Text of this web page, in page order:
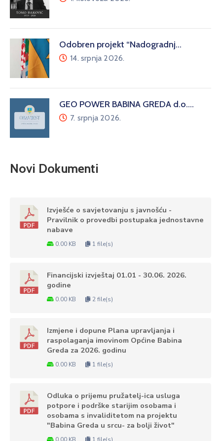
Odobren projekt “Nadogradnj…
14. srpnja 2026.
GEO POWER BABINA GREDA d.o.…
7. srpnja 2026.
Novi Dokumenti
Izvješće o savjetovanju s javnošću -
Pravilnik o provedbi postupaka jednostavne
nabave
0.00 KB 1 file(s)
Financijski izvještaj 01.01 - 30.06. 2026.
godine
0.00 KB 2 file(s)
Izmjene i dopune Plana upravljanja i
raspolaganja imovinom Općine Babina
Greda za 2026. godinu
0.00 KB 1 file(s)
Odluka o prijemu pružatelj-ica usluga
potpore i podrške starijim osobama i
osobama s invaliditetom na projektu
"Babina Greda u srcu- za bolji život"